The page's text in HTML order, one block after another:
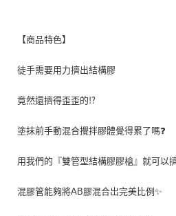
7-11取貨付款
每筆NT$60
新竹物流(大件商品、貨量較大)
【商品特色】
徒手需要用力擠出結構膠
竟然還擠得歪歪的⁉️
塗抹前手動混合攪拌膠體覺得累了嗎❓
用我們的『雙管型結構膠膠槍』就可以
混膠管能夠將AB膠混合出完美比例✨